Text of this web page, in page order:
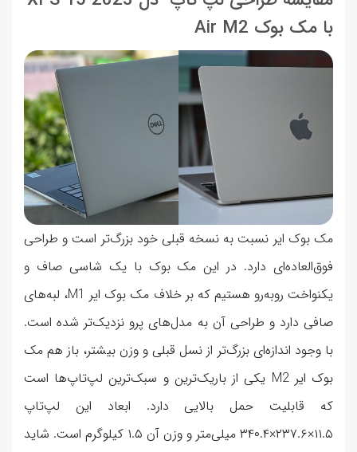
با مک بوک Air M2
مک بوک ایر نسبت به نسخه قبلی خود بزرگ‌تر است و طراحی
فوق‌العاده‌ای دارد. در این مک بوک با یک شاسی صاف و
یکنواخت روبه‌رو هستیم که بر خلاف مک بوک ایر M1، لبه‌های
صافی دارد و طراحی آن به مدل‌های پرو نزدیک‌تر شده است.
با وجود اندازه‌ای بزرگ‌تر از نسل قبلی و وزن بیشتر، باز هم مک
بوک ایر M2 یکی از باریک‌ترین و سبک‌ترین لپ‌تاپ‌ها است
که قابلیت حمل بالایی دارد. ابعاد این لپ‌تاپ
۱۱.۵×۲۳۷.۶×۳۴۰.۴ میلی‌متر و وزن آن ۱.۵ کیلوگرم است. شاید